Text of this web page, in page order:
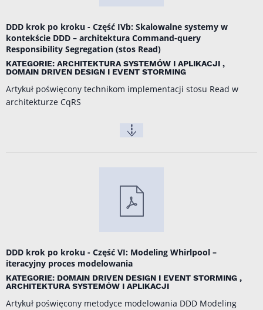
DDD krok po kroku - Część IVb: Skalowalne systemy w
kontekście DDD – architektura Command-query
Responsibility Segregation (stos Read)
KATEGORIE: ARCHITEKTURA SYSTEMÓW I APLIKACJI ,
DOMAIN DRIVEN DESIGN I EVENT STORMING
Artykuł poświęcony technikom implementacji stosu Read w
architekturze CqRS
DDD krok po kroku - Część VI: Modeling Whirlpool –
iteracyjny proces modelowania
KATEGORIE: DOMAIN DRIVEN DESIGN I EVENT STORMING ,
ARCHITEKTURA SYSTEMÓW I APLIKACJI
Artykuł poświęcony metodyce modelowania DDD Modeling